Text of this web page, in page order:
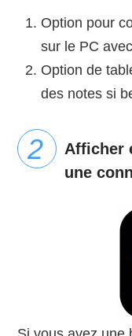
Option pour
sur le PC
Option de
des notes si
Afficher
une